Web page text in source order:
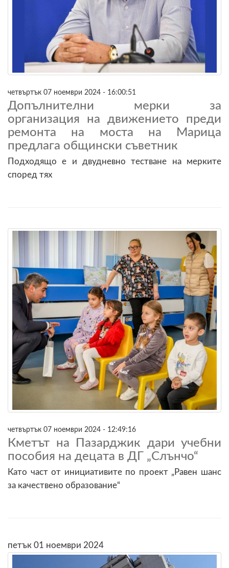
четвъртък 07 ноември 2024 - 16:00:51
Допълнителни мерки за
организация на движението преди
ремонта на моста на Марица
предлага общински съветник
Подходящо е и двудневно тестване на мерките
според тях
четвъртък 07 ноември 2024 - 12:49:16
Кметът на Пазарджик дари учебни
пособия на децата в ДГ „Слънчо“
Като част от инициативите по проект „Равен шанс
за качествено образование“
петък 01 ноември 2024